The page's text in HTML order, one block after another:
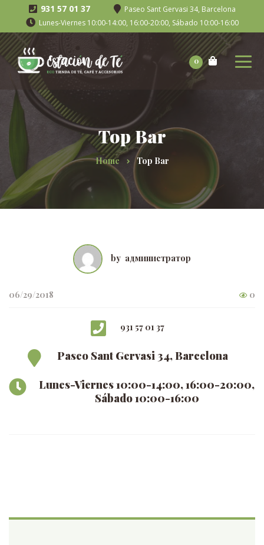
931 57 01 37
Paseo Sant Gervasi 34, Barcelona
Lunes-Viernes 10:00-14:00, 16:00-20:00, Sábado 10:00-16:00
0
Top Bar
Home Top Bar
by администратор
06/29/2018 0
931 57 01 37
Paseo Sant Gervasi 34, Barcelona
Lunes-Viernes 10:00-14:00, 16:00-20:00,
Sábado 10:00-16:00